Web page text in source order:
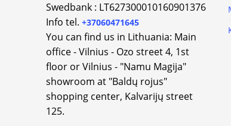
Swedbank : LT627300010160901376
Info tel. +37060471645
You can find us in Lithuania: Main
office - Vilnius - Ozo street 4, 1st
floor or Vilnius - "Namu Magija"
showroom at "Baldų rojus"
shopping center, Kalvarijų street
125.